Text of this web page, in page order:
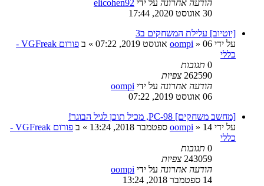
הודעה אחרונה על ידי elicohen92
30 אוגוסט 2020, 17:44
[יוטיוב] עלילת המשחקים ב3
על ידי
oompi » 06 אוגוסט 2019, 07:22 » ב
פורום VGFreak -
כללי
0 תגובות
262590 צפיות
הודעה אחרונה על ידי oompi
06 אוגוסט 2019, 07:22
[מחשב משחקים] PC-98, מכיל תוכן לגיל הבוגר!
על ידי
oompi » 14 ספטמבר 2018, 13:24 » ב
פורום VGFreak -
כללי
0 תגובות
243059 צפיות
הודעה אחרונה על ידי oompi
14 ספטמבר 2018, 13:24